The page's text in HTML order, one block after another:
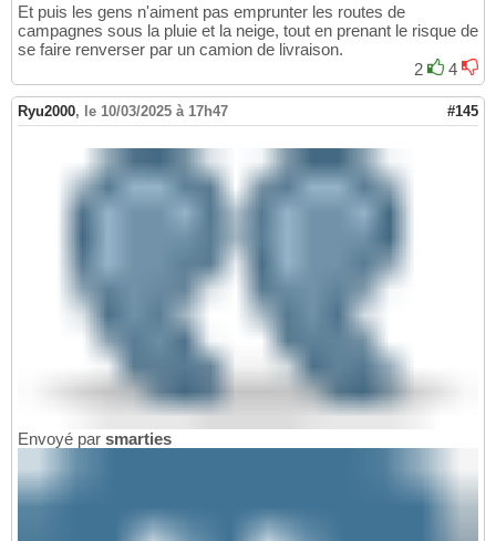
Et puis les gens n'aiment pas emprunter les routes de
campagnes sous la pluie et la neige, tout en prenant le risque de
se faire renverser par un camion de livraison.
2
4
Ryu2000, le 10/03/2025 à 17h47 #145
Envoyé par smarties